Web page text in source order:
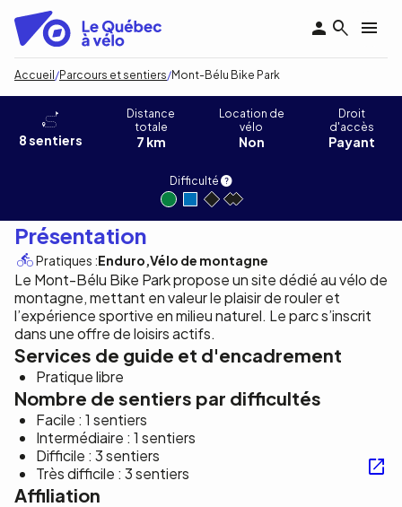
contenu
principal
Fil
d'Ariane
Accueil Parcours et sentiers Mont-Bélu Bike Park
Mont-Bélu Bike Park
8 sentiers
Distance
totale
7 km
Location de
vélo
Non
Droit
d'accès
Payant
Difficulté
Présentation
Pratiques :Enduro Vélo de montagne
Le Mont-Bélu Bike Park propose un site dédié au vélo de
montagne, mettant en valeur le plaisir de rouler et
l’expérience sportive en milieu naturel. Le parc s’inscrit
dans une offre de loisirs actifs.
Services de guide et d'encadrement
Pratique libre
Nombre de sentiers par difficultés
Facile : 1 sentiers
Intermédiaire : 1 sentiers
Difficile : 3 sentiers
Très difficile : 3 sentiers
Affiliation